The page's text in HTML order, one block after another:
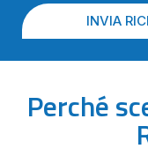
INVIA
Perché